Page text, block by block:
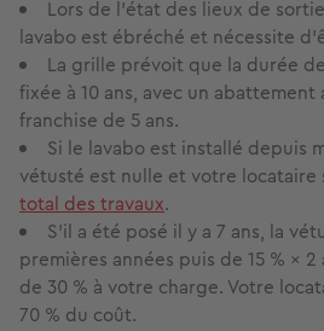
Lors de l'état des lieux de
lavabo est ébréché et nécessite
La grille prévoit que la durée
fixée à 10 ans, avec un abattement
franchise de 5 ans.
Si le lavabo est installé depuis
vétusté est nulle et votre locataire
total des travaux.
S'il a été posé il y a 7 ans, la
premières années puis de 15 % ×
de 30 % à votre charge. Votre
70 % du coût.